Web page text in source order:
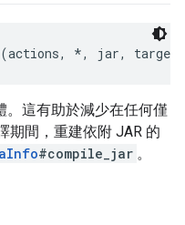
*, jar,
。這有助於減少在任何僅
期間，重建依附 JAR 的
#compile_jar 。